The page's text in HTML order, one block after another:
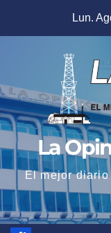
Lun.
La
El mejor